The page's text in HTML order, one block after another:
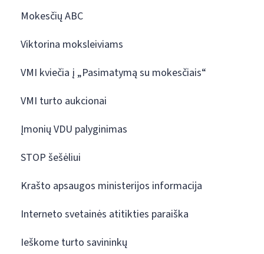
Mokesčių ABC
Viktorina moksleiviams
VMI kviečia į „Pasimatymą su mokesčiais“
VMI turto aukcionai
Įmonių VDU palyginimas
STOP šešėliui
Krašto apsaugos ministerijos informacija
Interneto svetainės atitikties paraiška
Ieškome turto savininkų